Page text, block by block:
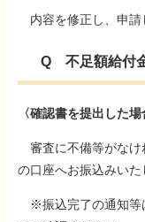
内容を修正し、申請
Q 不足額給付
〈確認書を提出した場
審査に不備等がなけ
の口座へお振込みいた
※振込完了の通知等